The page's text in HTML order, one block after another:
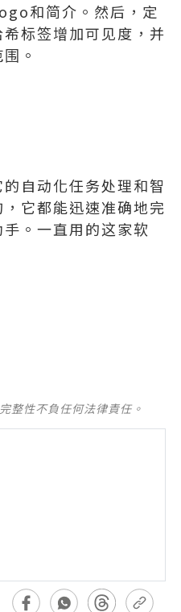
和简介。然后，定
标签增加可见度，并
。
自动化任务处理和智
它都能迅速准确地完
。一直用的这家软
整性不負任何法律責任。